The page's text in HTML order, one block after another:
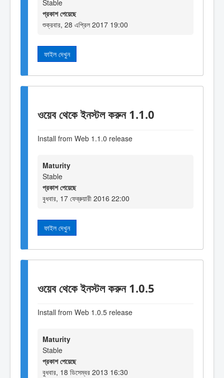
Stable
প্রকাশ পেয়েছে
শুক্রবার, 28 এপ্রিল 2017 19:00
ফাইল দেখুন
ওয়েব থেকে ইনস্টল করুন 1.1.0
Install from Web 1.1.0 release
Maturity
Stable
প্রকাশ পেয়েছে
বুধবার, 17 ফেব্রুয়ারী 2016 22:00
ফাইল দেখুন
ওয়েব থেকে ইনস্টল করুন 1.0.5
Install from Web 1.0.5 release
Maturity
Stable
প্রকাশ পেয়েছে
বুধবার, 18 ডিসেম্বর 2013 16:30